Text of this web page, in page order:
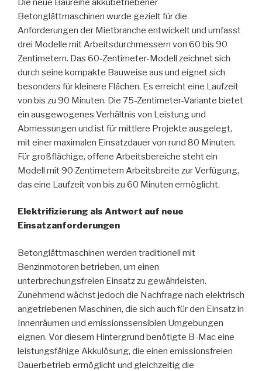
Die neue Baureihe akkubetriebener
Betonglättmaschinen wurde gezielt für die
Anforderungen der Mietbranche entwickelt und umfasst
drei Modelle mit Arbeitsdurchmessern von 60 bis 90
Zentimetern. Das 60-Zentimeter-Modell zeichnet sich
durch seine kompakte Bauweise aus und eignet sich
besonders für kleinere Flächen. Es erreicht eine Laufzeit
von bis zu 90 Minuten. Die 75-Zentimeter-Variante bietet
ein ausgewogenes Verhältnis von Leistung und
Abmessungen und ist für mittlere Projekte ausgelegt,
mit einer maximalen Einsatzdauer von rund 80 Minuten.
Für großflächige, offene Arbeitsbereiche steht ein
Modell mit 90 Zentimetern Arbeitsbreite zur Verfügung,
das eine Laufzeit von bis zu 60 Minuten ermöglicht.
Elektrifizierung als Antwort auf neue
Einsatzanforderungen
Betonglättmaschinen werden traditionell mit
Benzinmotoren betrieben, um einen
unterbrechungsfreien Einsatz zu gewährleisten.
Zunehmend wächst jedoch die Nachfrage nach elektrisch
angetriebenen Maschinen, die sich auch für den Einsatz in
Innenräumen und emissionssensiblen Umgebungen
eignen. Vor diesem Hintergrund benötigte B-Mac eine
leistungsfähige Akkulösung, die einen emissionsfreien
Dauerbetrieb ermöglicht und gleichzeitig die